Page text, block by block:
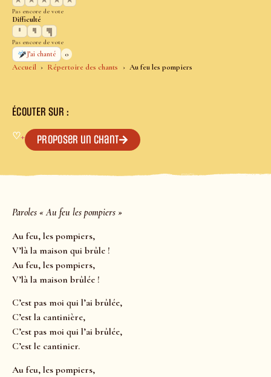
Accueil Répertoire des chants Au feu les pompiers
Pas encore de vote
Difficulté
Pas encore de vote
J’ai chanté
0
ÉCOUTER SUR :
♡+ Proposer un chant
Paroles « Au feu les pompiers »
Au feu, les pompiers,
V’là la maison qui brûle !
Au feu, les pompiers,
V’là la maison brûlée !
C’est pas moi qui l’ai brûlée,
C’est la cantinière,
C’est pas moi qui l’ai brûlée,
C’est le cantinier.
Au feu, les pompiers,